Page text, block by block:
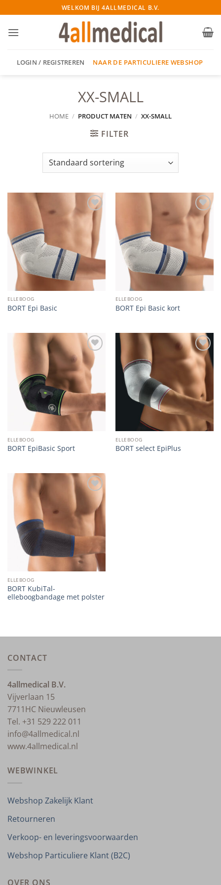
naar
inhoud
WELKOM BIJ 4ALLMEDICAL B.V.
LOGIN / REGISTREREN NAAR DE PARTICULIERE WEBSHOP
XX-SMALL
HOME / PRODUCT MATEN / XX-SMALL
FILTER
Add to
wishlist
ELLEBOOG
BORT Epi Basic
Add to
wishlist
ELLEBOOG
BORT Epi Basic kort
Add to
wishlist
ELLEBOOG
BORT EpiBasic Sport
Add to
wishlist
ELLEBOOG
BORT select EpiPlus
Add to
wishlist
ELLEBOOG
BORT KubiTal-
elleboogbandage met polster
CONTACT
4allmedical B.V.
Vijverlaan 15
7711HC Nieuwleusen
Tel. +31 529 222 011
info@4allmedical.nl
www.4allmedical.nl
WEBWINKEL
Webshop Zakelijk Klant
Retourneren
Verkoop- en leveringsvoorwaarden
Webshop Particuliere Klant (B2C)
OVER ONS